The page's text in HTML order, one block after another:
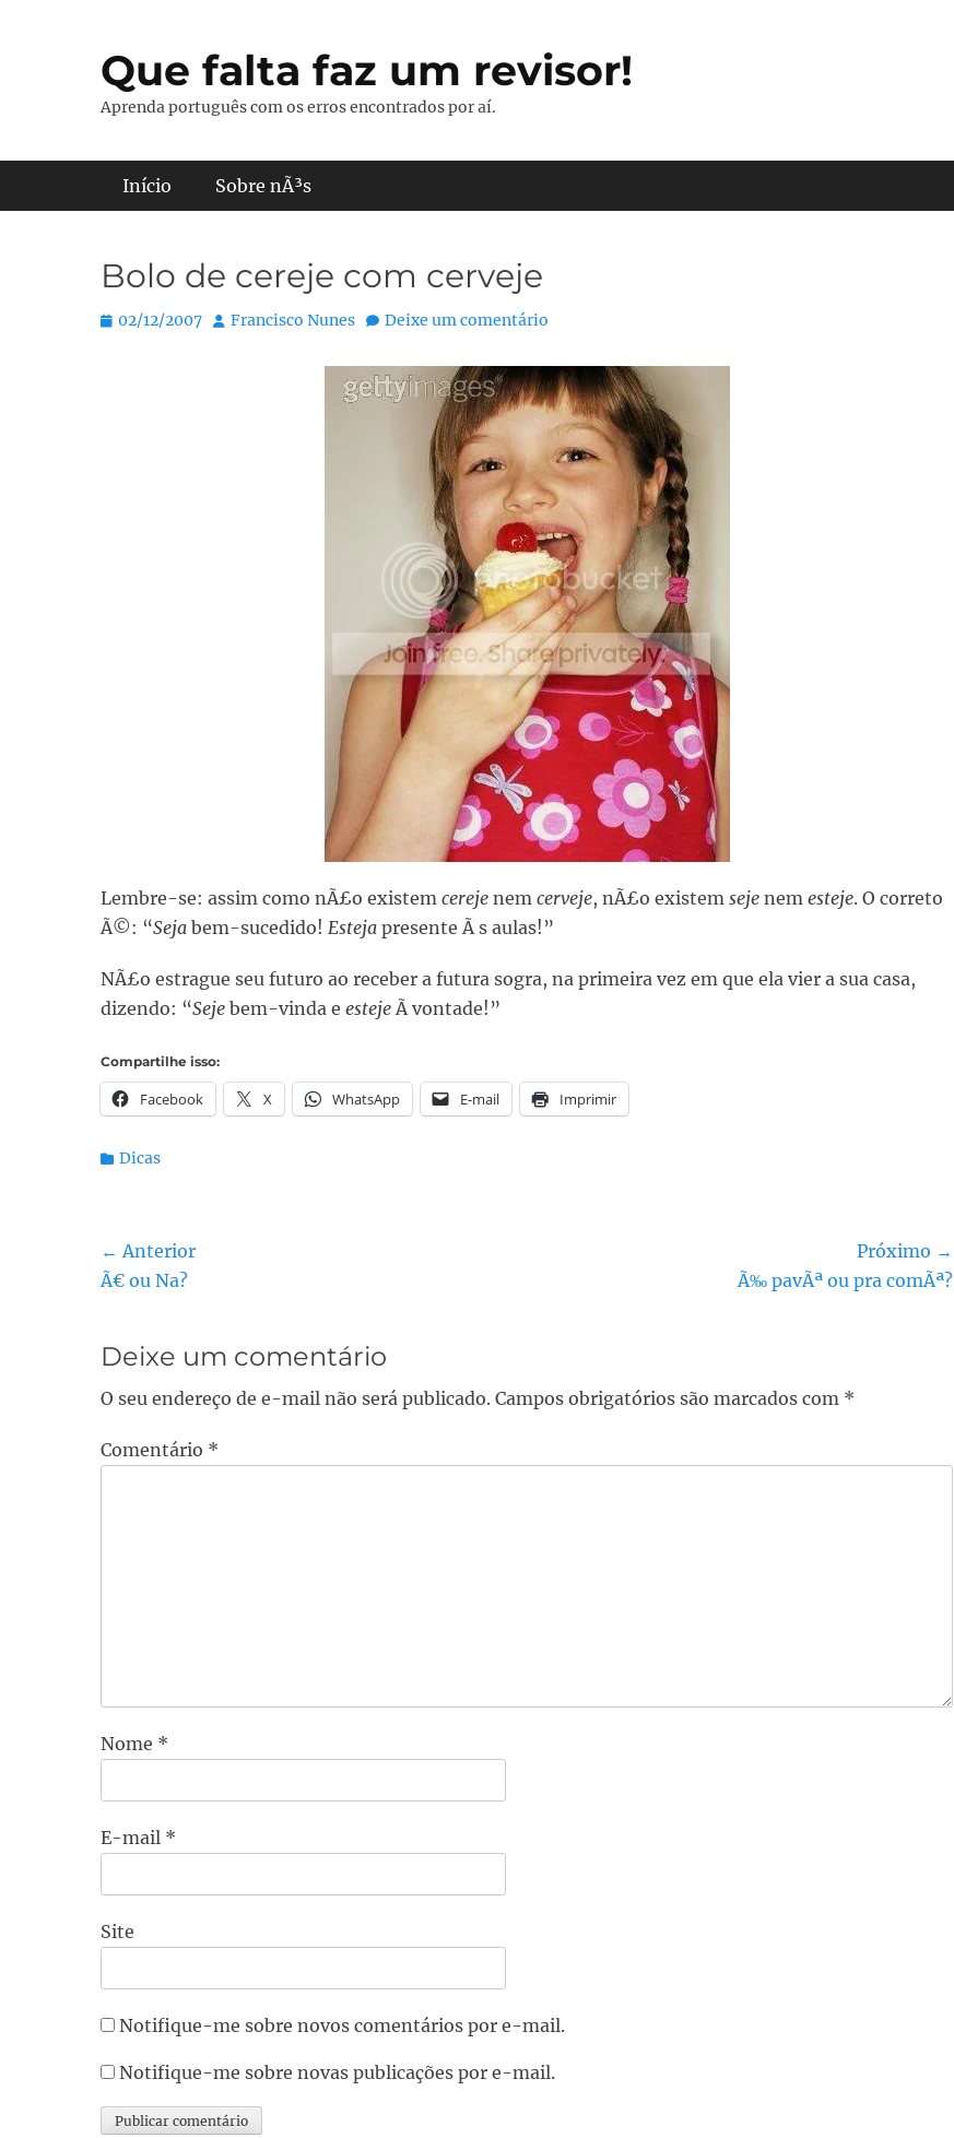
Que falta faz um revisor!
Aprenda português com os erros encontrados por aí.
Menu principal
Início Sobre nÃ³s
Bolo de cereje com cerveje
Posted
02/12/2007 Autor:
Francisco Nunes Deixe um comentário
Lembre-se: assim como nÃ£o existem cereje nem cerveje, nÃ£o existem seje nem esteje. O correto
Ã©: “Seja bem-sucedido! Esteja presente Ã s aulas!”
NÃ£o estrague seu futuro ao receber a futura sogra, na primeira vez em que ela vier a sua casa,
dizendo: “Seje bem-vinda e estejeÃ vontade!”
Compartilhe isso:
Facebook X WhatsApp E-mail Imprimir
Categorias:
Dicas
Navegação
de
← Anterior
Post
Ã€ ou Na?
Próximo →
Ã‰ pavÃª ou pra comÃª?
Deixe um comentário
O seu endereço de e-mail não será publicado. Campos obrigatórios são marcados com *
Comentário *
Nome *
E-mail *
Site
Notifique-me sobre novos comentários por e-mail.
Notifique-me sobre novas publicações por e-mail.